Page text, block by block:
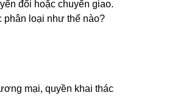
đổi hoặc chuyển giao.
phân loại như thế nào?
mại, quyền khai thác